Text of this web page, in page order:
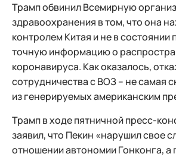
Трамп обвинил Всемирную
здравоохранения в том, что она
контролем Китая и не в состоянии
точную информацию о
коронавируса. Как оказалось,
сотрудничества с ВОЗ – не самая
из генерируемых американским
Трамп в ходе пятничной пресс-
заявил, что Пекин «нарушил свое
отношении автономии Гонконга, а